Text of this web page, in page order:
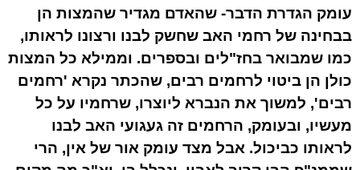
עומק הגדרת הדבר- שהאדם מגדיר שהמצות הן
בבחינה של רחמי האב שחשק לבנו ורצונו לראותו,
כמו שמבואר בחז"לים ובספרים. וממילא כל המצות
כולן הן ביטוי לרחמים רבים, שהכתר נקרא 'רחמים
רבים', למשוך את הנברא ליוצרו, שרחמיו על כל
מעשיו, ובעומק, הרחמים זה געגועי האב לבנו
לראותו כביכול. אבל מצד עומק אור של אין, הרי